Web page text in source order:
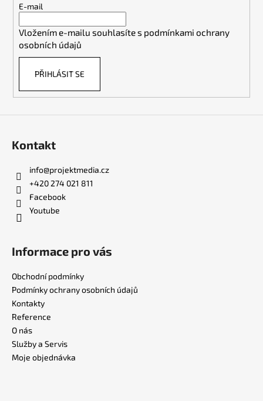
E-mail
Vložením e-mailu souhlasíte s podmínkami ochrany
osobních údajů
PŘIHLÁSIT SE
Kontakt
info@projektmedia.cz
+420 274 021 811
Facebook
Youtube
Informace pro vás
Obchodní podmínky
Podmínky ochrany osobních údajů
Kontakty
Reference
O nás
Služby a Servis
Moje objednávka